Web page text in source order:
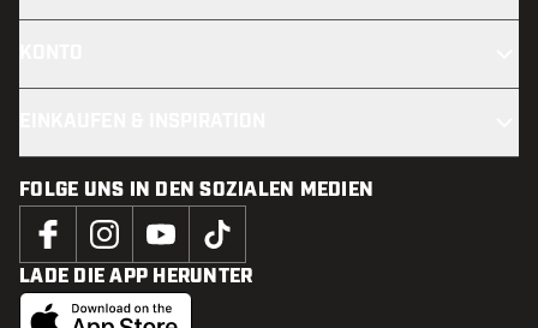
FOLGE UNS IN DEN SOZIALEN MEDIEN
LADE DIE APP HERUNTER